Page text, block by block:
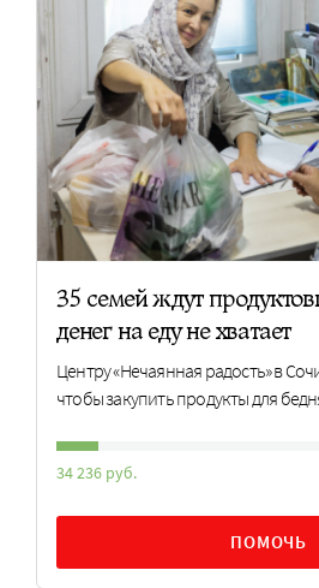
35 семей ждут
денег на еду не хватает
Центру «Нечаянная радость» в
чтобы закупить продукты для
34 236 руб.
ПОМОЧЬ